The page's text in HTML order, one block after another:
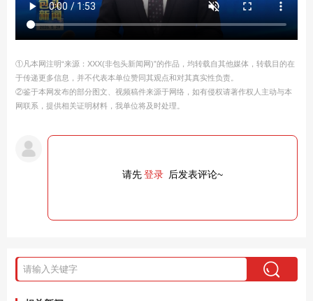
①凡本网注明“来源：XXX(非包头新闻网)”的作品，均转载自其他媒体，转载目的在
于传递更多信息，并不代表本单位赞同其观点和对其真实性负责。
②鉴于本网发布的部分图文、视频稿件来源于网络，如有侵权请著作权人主动与本
网联系，提供相关证明材料，我单位将及时处理。
请先登录 后发表评论~